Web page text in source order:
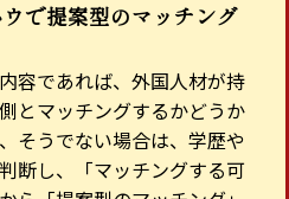
で提案型のマッチング
容であれば、外国人材が持
とマッチングするかどうか
そうでない場合は、学歴や
断し、「マッチングする可